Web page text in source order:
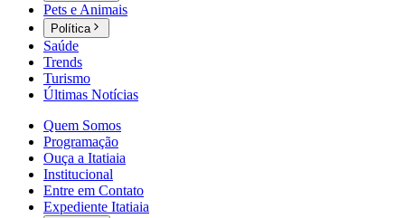
Pets e Animais
Política
Saúde
Trends
Turismo
Últimas Notícias
Quem Somos
Programação
Ouça a Itatiaia
Institucional
Entre em Contato
Expediente Itatiaia